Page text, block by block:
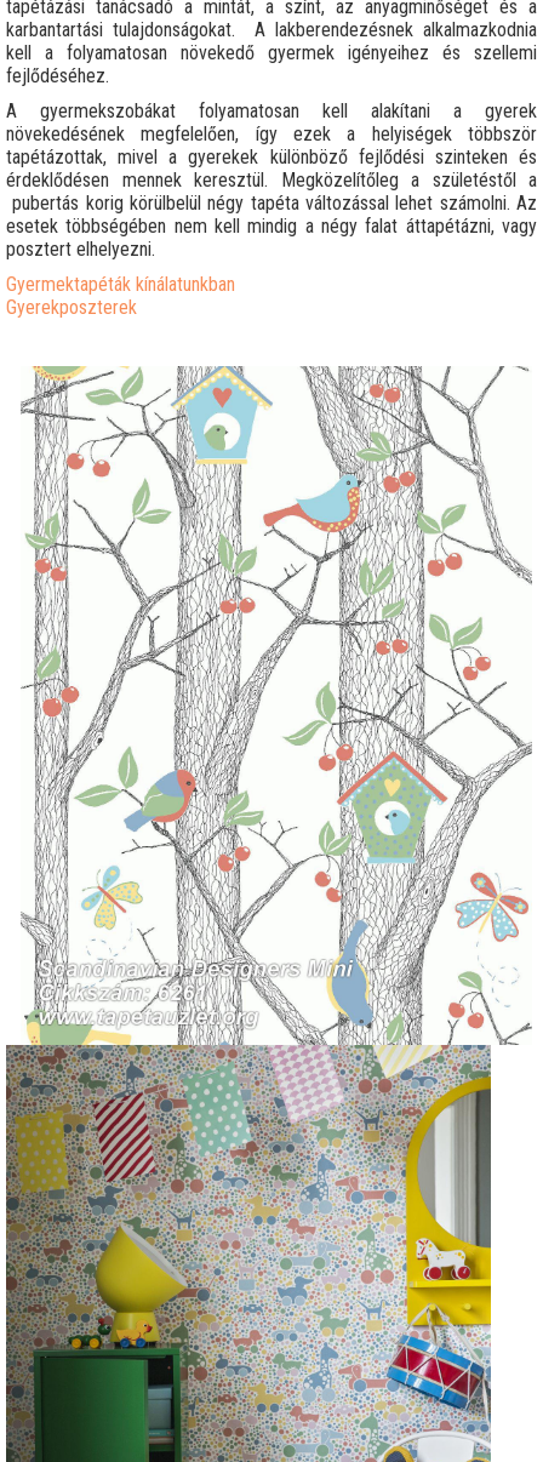
tapétázási tanácsadó a mintát, a színt, az anyagminőséget és a
karbantartási tulajdonságokat. A lakberendezésnek alkalmazkodnia
kell a folyamatosan növekedő gyermek igényeihez és szellemi
fejlődéséhez.
A gyermekszobákat folyamatosan kell alakítani a gyerek
növekedésének megfelelően, így ezek a helyiségek többször
tapétázottak, mivel a gyerekek különböző fejlődési szinteken és
érdeklődésen mennek keresztül. Megközelítőleg a születéstől a
pubertás korig körülbelül négy tapéta változással lehet számolni. Az
esetek többségében nem kell mindig a négy falat áttapétázni, vagy
posztert elhelyezni.
Gyermektapéták kínálatunkban
Gyerekposzterek